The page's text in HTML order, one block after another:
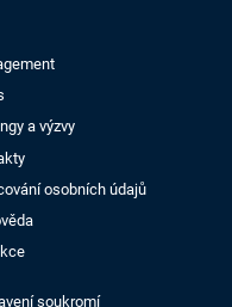
a výzvy
osobních údajů
soukromí